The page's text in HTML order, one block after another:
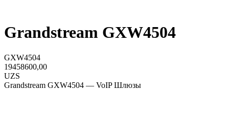
Grandstream GXW4504
GXW4504
19458600,00
UZS
Grandstream GXW4504 — VoIP Шлюзы